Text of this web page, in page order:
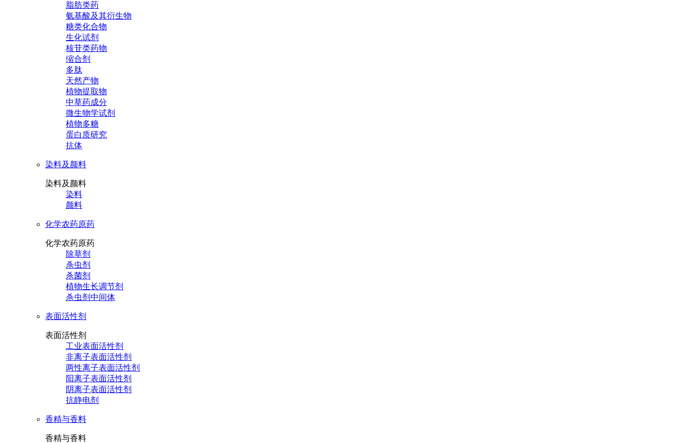
脂肪类药
氨基酸及其衍生物
糖类化合物
生化试剂
核苷类药物
缩合剂
多肽
天然产物
植物提取物
中草药成分
微生物学试剂
植物多糖
蛋白质研究
抗体
染料及颜料
染料及颜料
染料
颜料
化学农药原药
化学农药原药
除草剂
杀虫剂
杀菌剂
植物生长调节剂
杀虫剂中间体
表面活性剂
表面活性剂
工业表面活性剂
非离子表面活性剂
两性离子表面活性剂
阳离子表面活性剂
阴离子表面活性剂
抗静电剂
香精与香料
香精与香料